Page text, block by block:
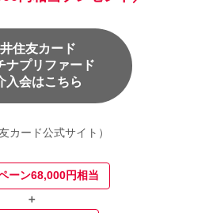
住友カード
ナプリファード
入会はこちら
カード公式サイト）
ーン68,000円相当
＋